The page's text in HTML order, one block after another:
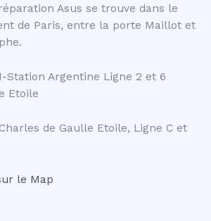
Asus se trouve dans le
de Paris, entre la porte Maillot et
Station Argentine Ligne 2 et 6
Etoile
de Gaulle Etoile, Ligne C et
le Map